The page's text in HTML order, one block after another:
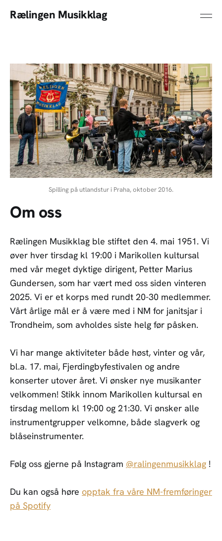
Rælingen Musikklag
Spilling på utlandstur i Praha, oktober 2016.
Om oss
Rælingen Musikklag ble stiftet den 4. mai 1951. Vi
øver hver tirsdag kl 19:00 i Marikollen kultursal
med vår meget dyktige dirigent, Petter Marius
Gundersen, som har vært med oss siden vinteren
2025. Vi er et korps med rundt 20-30 medlemmer.
Vårt årlige mål er å være med i NM for janitsjar i
Trondheim, som avholdes siste helg før påsken.
Vi har mange aktiviteter både høst, vinter og vår,
bl.a. 17. mai, Fjerdingbyfestivalen og andre
konserter utover året. Vi ønsker nye musikanter
velkommen! Stikk innom Marikollen kultursal en
tirsdag mellom kl 19:00 og 21:30. Vi ønsker alle
instrumentgrupper velkomne, både slagverk og
blåseinstrumenter.
Følg oss gjerne på Instagram @ralingenmusikklag !
Du kan også høre opptak fra våre NM-fremføringer
på Spotify